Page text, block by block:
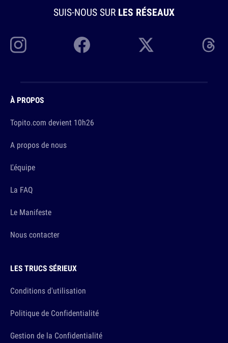
SUIS-NOUS SUR LES RÉSEAUX
À PROPOS
Topito.com devient 10h26
A propos de nous
L'équipe
La FAQ
Le Manifeste
Nous contacter
LES TRUCS SÉRIEUX
Conditions d'utilisation
Politique de Confidentialité
Gestion de la Confidentialité